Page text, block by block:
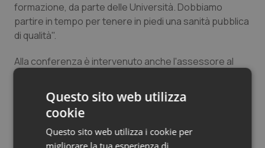
Tumore ovarico
Ulcera & Reflusso
Vaccini
formazione, da parte delle Università. Dobbiamo
partire in tempo per tenere in piedi una sanità pubblica
di qualità".
Alla conferenza è intervenuto anche l'assessore al
cruciale – ha detto l'assessore – . Non solo si è
raggiunto il risanamento dei conti della Asl, ma si è
fatto, ed è è ancora in corso, anche un grande lavoro
dal punto di visto sanitario. I lavori per il nuovo
Questo sito web utilizza
cookie
Questo sito web utilizza i cookie per
migliorare la tua esperienza di